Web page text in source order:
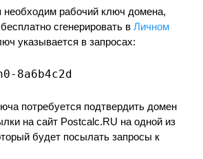
рабочий ключ домена,
сгенерировать в Личном
указывается в запросах:
8a6b4c2d
потребуется подтвердить домен
на сайт Postcalc.RU на одной из
будет посылать запросы к